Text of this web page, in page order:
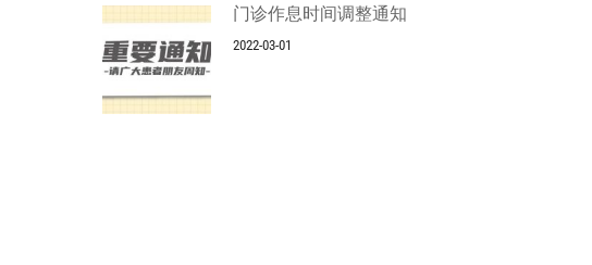
门诊作息时间调整通知
2022-03-01